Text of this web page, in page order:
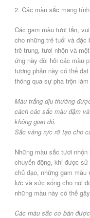
2. Các màu sắc mang
Các gam màu tươi tắn,
cho những trẻ tuổi và đặc
trẻ trung, tươi nhộn và
ứng này đòi hỏi các màu
tương phản này có thể
thông qua sự pha trộn
Màu trắng dịu thường
cách các sắc màu đậm
không gian đó.
Sắc vàng rực rỡ tạo cho
Những màu sắc tươi
chuyển động, khi được
chủ đạo, những gam
lực và sức sống cho nơi
những màu này có thể
Các màu sắc cơ bản